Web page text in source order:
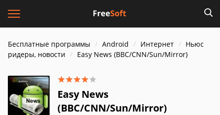
Бесплатные программы Android Интернет
Ньюс
ридеры, новости
Easy News (BBC/CNN/Sun/Mirror)
Easy News
(BBC/CNN/Sun/Mirror)